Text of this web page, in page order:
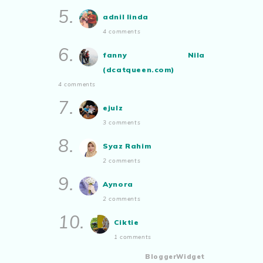
Malaysian.. tunjukkan bakatmu!”
5. adnil linda
4 comments
6.
fanny Nila
(dcatqueen.com)
4 comments
7. ejulz
3 comments
8. Syaz Rahim
2 comments
9. Aynora
2 comments
10. Ciktie
1 comments
BloggerWidget